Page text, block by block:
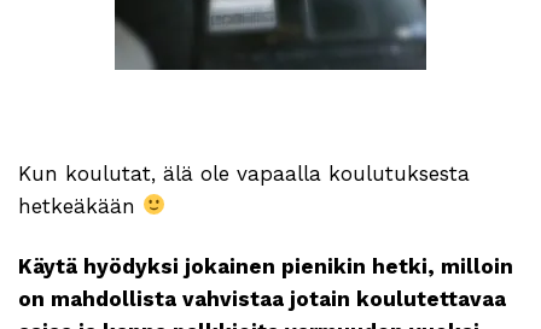
Kun koulutat, älä ole vapaalla koulutuksesta
hetkeäkään
Käytä hyödyksi jokainen pienikin hetki, milloin
on mahdollista vahvistaa jotain koulutettavaa